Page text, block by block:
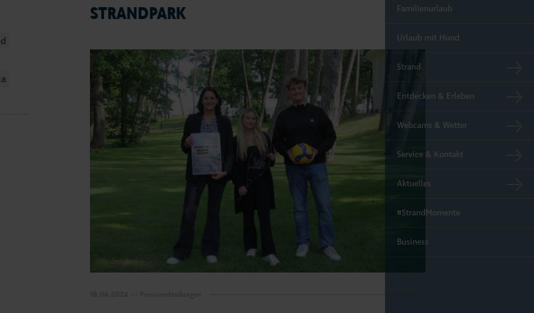
Familienurlaub
Urlaub mit Hund
Strand
Entdecken & Erleben
Webcams & Wetter
Service & Kontakt
Aktuelles
#StrandMomente
Business
STRANDPARK